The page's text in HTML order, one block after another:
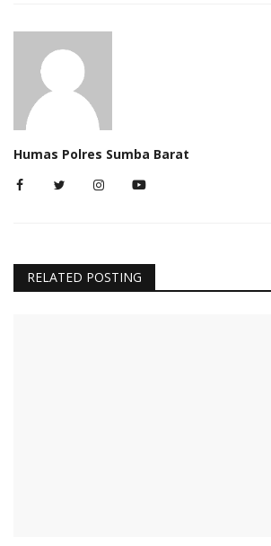
Humas Polres Sumba Barat
RELATED POSTING